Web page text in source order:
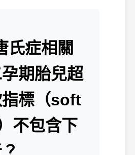
氏症相關
期胎兒超
標（soft
不包含下